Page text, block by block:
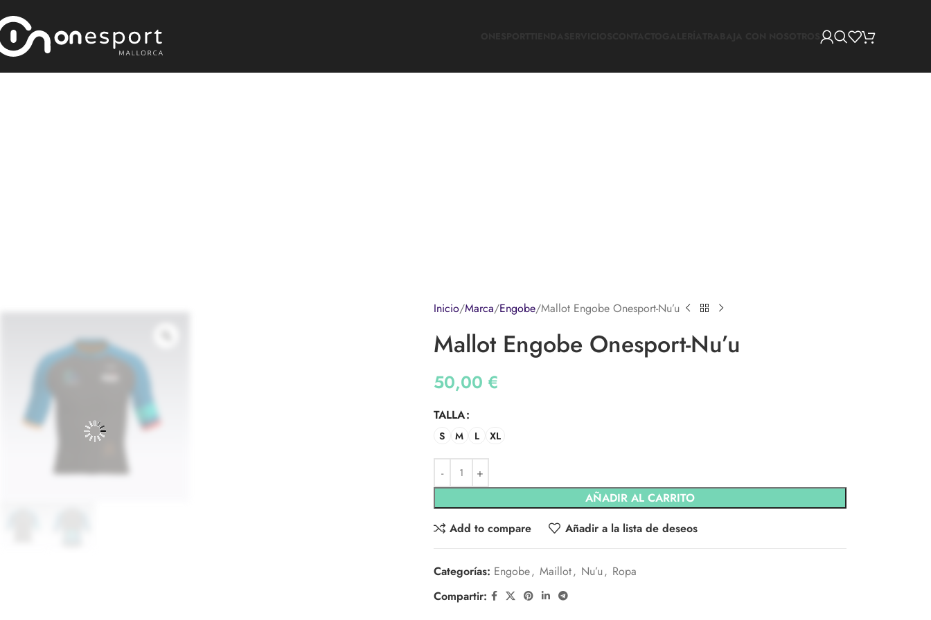
Inicio Marca Engobe Mallot Engobe Onesport-Nu’u
Mallot Engobe Onesport-Nu’u
50,00 €
TALLA
S M L XL
AÑADIR AL CARRITO
Add to compare
Añadir a la lista de deseos
Categorías: Engobe, Maillot, Nu’u, Ropa
Compartir: